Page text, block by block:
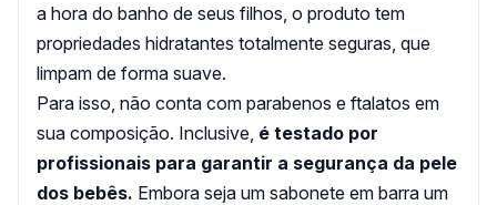
a hora do banho de seus filhos, o produto tem
propriedades hidratantes totalmente seguras, que
limpam de forma suave.
Para isso, não conta com parabenos e ftalatos em
sua composição. Inclusive, é testado por
profissionais para garantir a segurança da pele
dos bebês. Embora seja um sabonete em barra um